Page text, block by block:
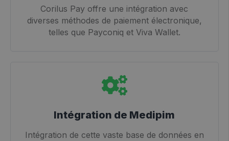
Corilus Pay offre une intégration avec
diverses méthodes de paiement électronique,
telles que Payconiq et Viva Wallet.
Intégration de Medipim
Intégration de cette vaste base de données en